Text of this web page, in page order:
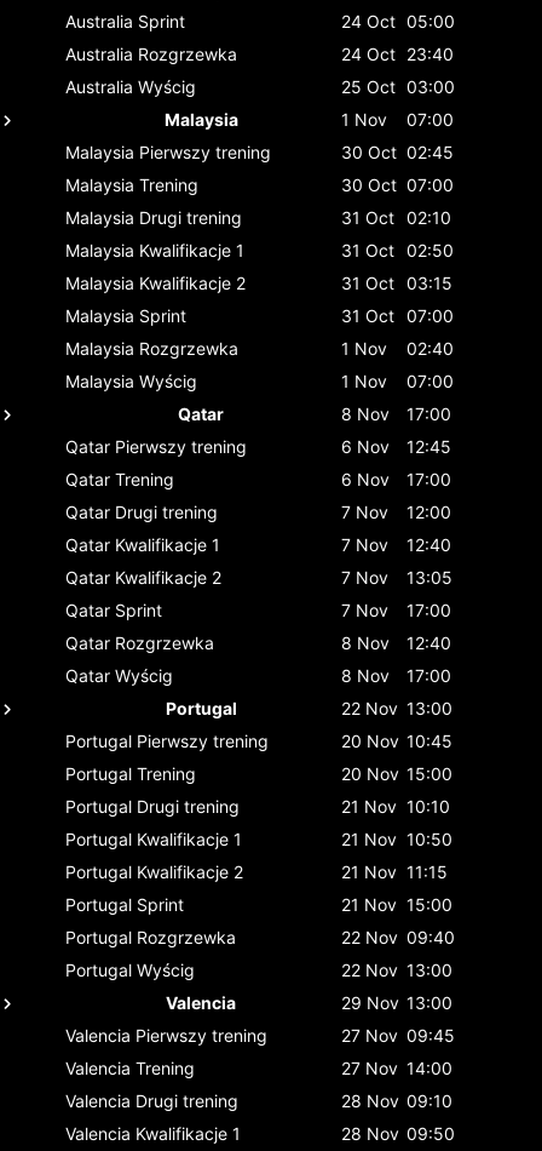
Australia Sprint 24 Oct 05:00
Australia Rozgrzewka 24 Oct 23:40
Australia Wyścig 25 Oct 03:00
Malaysia
1 Nov
07:00
Malaysia Pierwszy trening 30 Oct 02:45
Malaysia Trening 30 Oct 07:00
Malaysia Drugi trening 31 Oct 02:10
Malaysia Kwalifikacje 1 31 Oct 02:50
Malaysia Kwalifikacje 2 31 Oct 03:15
Malaysia Sprint 31 Oct 07:00
Malaysia Rozgrzewka 1 Nov
02:40
Malaysia Wyścig 1 Nov
07:00
Qatar
8 Nov
17:00
Qatar Pierwszy trening 6 Nov
12:45
Qatar Trening 6 Nov
17:00
Qatar Drugi trening 7 Nov
12:00
Qatar Kwalifikacje 1 7 Nov
12:40
Qatar Kwalifikacje 2 7 Nov
13:05
Qatar Sprint 7 Nov
17:00
Qatar Rozgrzewka 8 Nov
12:40
Qatar Wyścig 8 Nov
17:00
Portugal
22 Nov 13:00
Portugal Pierwszy trening 20 Nov 10:45
Portugal Trening 20 Nov 15:00
Portugal Drugi trening 21 Nov 10:10
Portugal Kwalifikacje 1 21 Nov 10:50
Portugal Kwalifikacje 2 21 Nov 11:15
Portugal Sprint 21 Nov 15:00
Portugal Rozgrzewka 22 Nov 09:40
Portugal Wyścig 22 Nov 13:00
Valencia
29 Nov 13:00
Valencia Pierwszy trening 27 Nov 09:45
Valencia Trening 27 Nov 14:00
Valencia Drugi trening 28 Nov 09:10
Valencia Kwalifikacje 1 28 Nov 09:50